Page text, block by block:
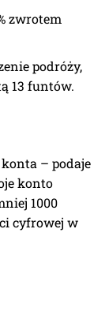
zwrotem
podróży,
13 funtów.
– podaje
konto
1000
cyfrowej w